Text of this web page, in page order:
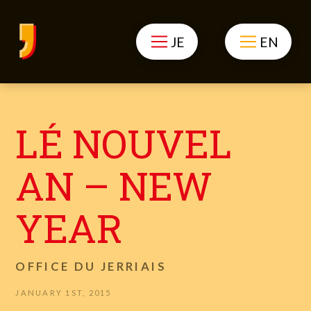
JE EN
LÉ NOUVEL
AN – NEW
YEAR
OFFICE DU JERRIAIS
JANUARY 1ST, 2015